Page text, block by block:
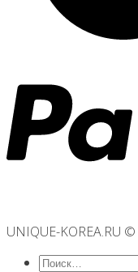
UNIQUE-KOREA.RU ©
Искать: